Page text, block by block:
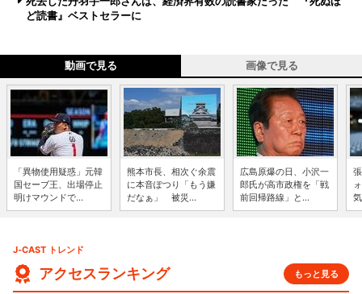
ど読書』ベストセラーに
動画で見る 画像で見る
「異物使用疑惑」元韓
国セーブ王、出場停止
明けマウンドで...
熊本市長、相次ぐ余震
に本音ぽつり「もう嫌
だなぁ」 被災...
広島原爆の日、小沢一
郎氏が高市政権を「戦
前回帰路線」と...
J-CAST トレンド
アクセスランキング もっと見る